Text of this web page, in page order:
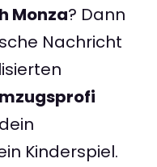
Monza? Dann
Nachricht
Kinderspiel.